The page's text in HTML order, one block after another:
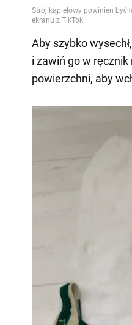
Aby szybko
i zawiń go w ręcznik
powierzchni, aby